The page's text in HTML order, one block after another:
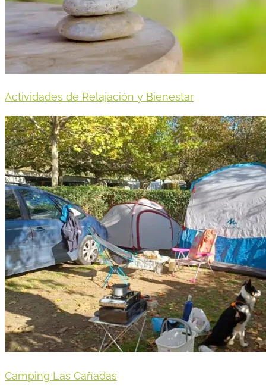
Actividades de Relajación y Bienestar
Camping Las Cañadas